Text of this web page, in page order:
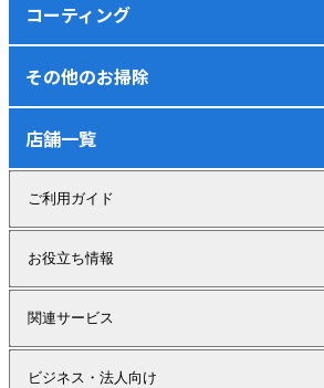
コーティング
その他のお掃除
店舗一覧
ご利用ガイド
お役立ち情報
関連サービス
ビジネス・法人向け